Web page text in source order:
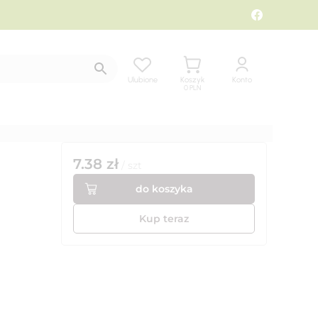
Ulubione
Koszyk
0 PLN
Konto
7.38 zł
do koszyka
Kup teraz